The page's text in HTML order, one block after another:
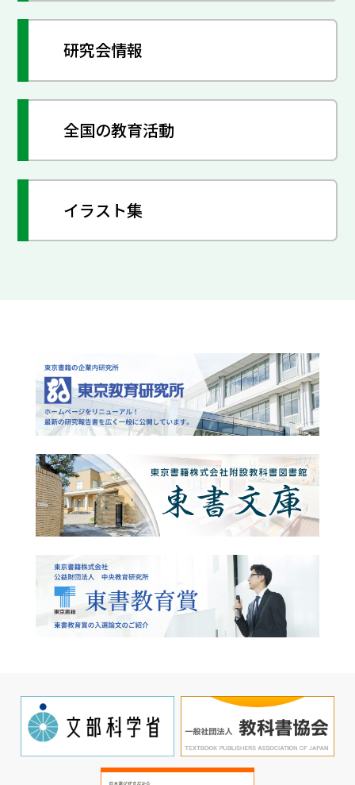
研究会情報
全国の教育活動
イラスト集